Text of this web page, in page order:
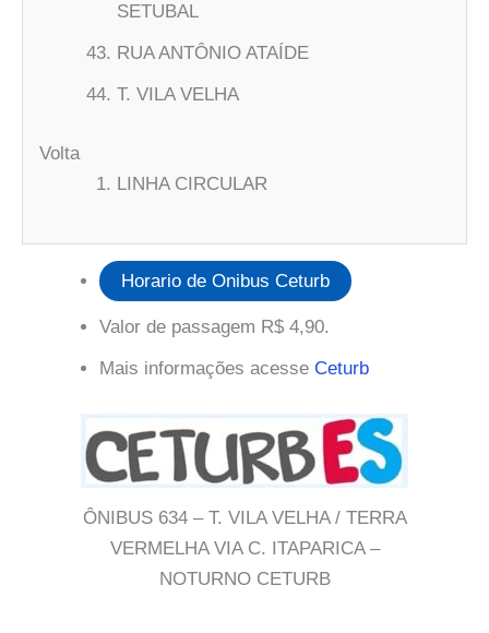
SETUBAL
RUA ANTÔNIO ATAÍDE
T. VILA VELHA
Volta
LINHA CIRCULAR
Horario de Onibus Ceturb
Valor de passagem R$ 4,90.
Mais informações acesse Ceturb
ÔNIBUS 634 – T. VILA VELHA / TERRA
VERMELHA VIA C. ITAPARICA –
NOTURNO CETURB